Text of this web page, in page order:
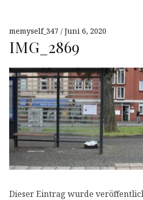
memyself_347 Juni 6, 2020
IMG_2869
Dieser Eintrag wurde